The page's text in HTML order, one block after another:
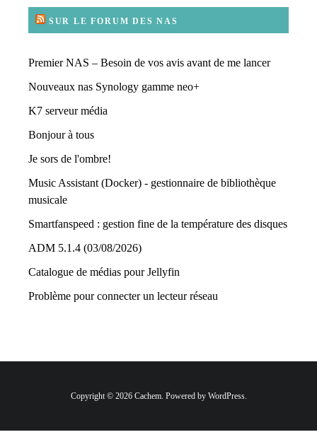
SUR LE FORUM DES NAS
Premier NAS – Besoin de vos avis avant de me lancer
Nouveaux nas Synology gamme neo+
K7 serveur média
Bonjour à tous
Je sors de l'ombre!
Music Assistant (Docker) - gestionnaire de bibliothèque
musicale
Smartfanspeed : gestion fine de la température des disques
ADM 5.1.4 (03/08/2026)
Catalogue de médias pour Jellyfin
Problème pour connecter un lecteur réseau
Copyright © 2026 Cachem. Powered by WordPress.